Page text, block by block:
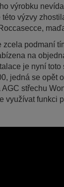
výrobku
této výzvy
podmaní
na
je nyní
jedná se opět
střechu
využívat funkci